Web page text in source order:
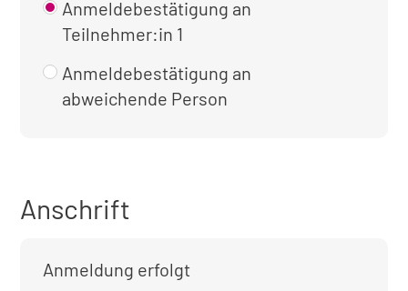
Anmeldebestätigung an
Teilnehmer:in 1
Anmeldebestätigung an
abweichende Person
Anschrift
Anmeldung erfolgt